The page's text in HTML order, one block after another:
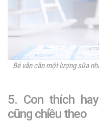
Bé vẫn cần một lượng sữa
5. Con thích
cũng chiều theo